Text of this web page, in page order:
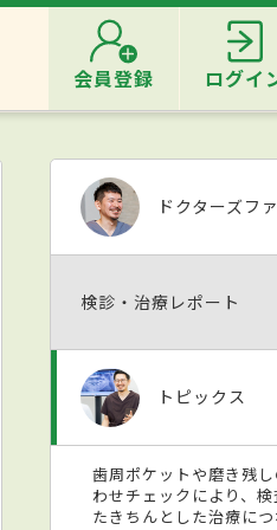
会員登録 ログイ
ドクターズフ
検診・治療レポート
トピックス
歯周ポケットや磨き残
わせチェックにより、
たきちんとした治療につ